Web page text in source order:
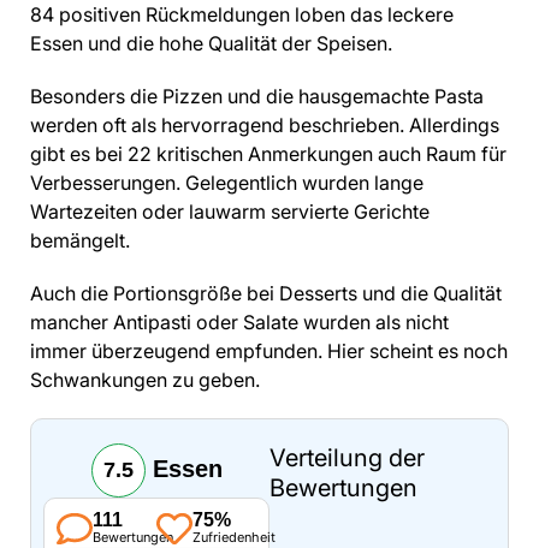
84 positiven Rückmeldungen loben das leckere
Essen und die hohe Qualität der Speisen.
Besonders die Pizzen und die hausgemachte Pasta
werden oft als hervorragend beschrieben. Allerdings
gibt es bei 22 kritischen Anmerkungen auch Raum für
Verbesserungen. Gelegentlich wurden lange
Wartezeiten oder lauwarm servierte Gerichte
bemängelt.
Auch die Portionsgröße bei Desserts und die Qualität
mancher Antipasti oder Salate wurden als nicht
immer überzeugend empfunden. Hier scheint es noch
Schwankungen zu geben.
7.5 Essen
111
Bewertungen
75%
Zufriedenheit
Verteilung der
Bewertungen